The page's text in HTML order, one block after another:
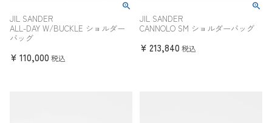
JIL SANDER
ALL-DAY W/BUCKLE ショルダー
バッグ
¥ 110,000 税込
JIL SANDER
CANNOLO SM ショルダーバッグ
¥ 213,840 税込